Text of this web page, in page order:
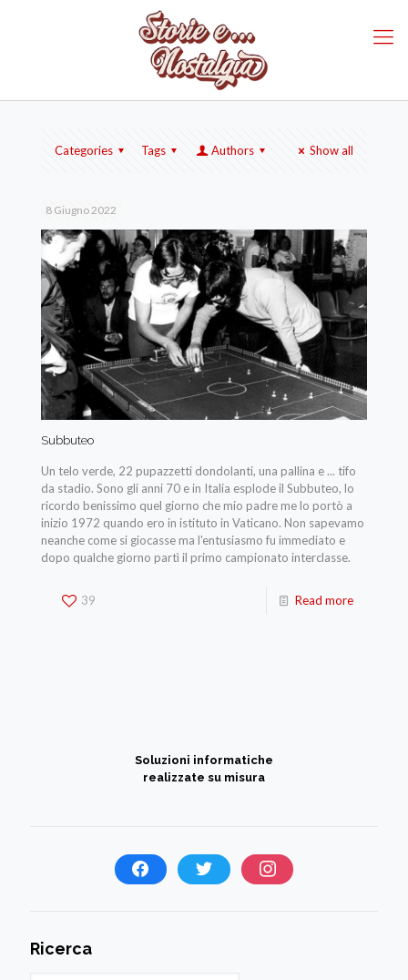
Categories Tags Authors Show all
8 Giugno 2022
Subbuteo
Un telo verde, 22 pupazzetti dondolanti, una pallina e ... tifo
da stadio. Sono gli anni 70 e in Italia esplode il Subbuteo, lo
ricordo benissimo quel giorno che mio padre me lo portò a
inizio 1972 quando ero in istituto in Vaticano. Non sapevamo
neanche come si giocasse ma l'entusiasmo fu immediato e
dopo qualche giorno partì il primo campionato interclasse.
39 Read more
Soluzioni informatiche
realizzate su misura
Ricerca